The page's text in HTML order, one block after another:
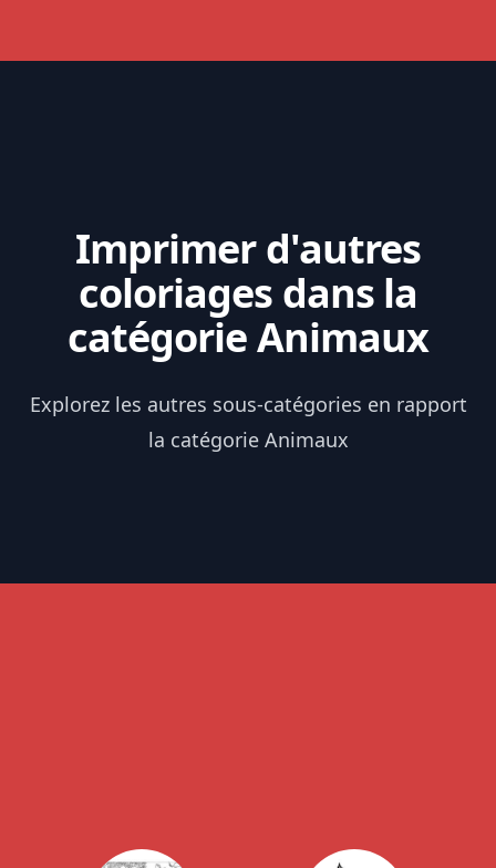
Imprimer d'autres
coloriages dans la
catégorie Animaux
Explorez les autres sous-catégories en rapport
la catégorie Animaux